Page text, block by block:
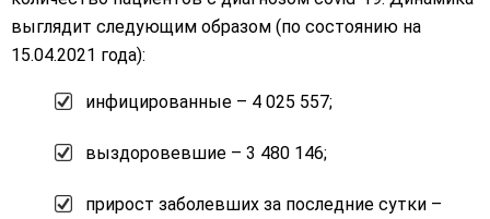
выглядит следующим образом (по состоянию на
15.04.2021 года):
инфицированные – 4 025 557;
выздоровевшие – 3 480 146;
прирост заболевших за последние сутки –